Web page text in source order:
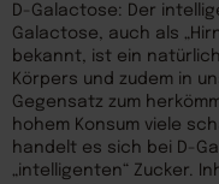
D-Galactose: Der
Galactose, auch als
bekannt, ist ein
Körpers und zudem in
Gegensatz zum
hohem Konsum viele
handelt es sich bei D-
„intelligenten“ Zucker.